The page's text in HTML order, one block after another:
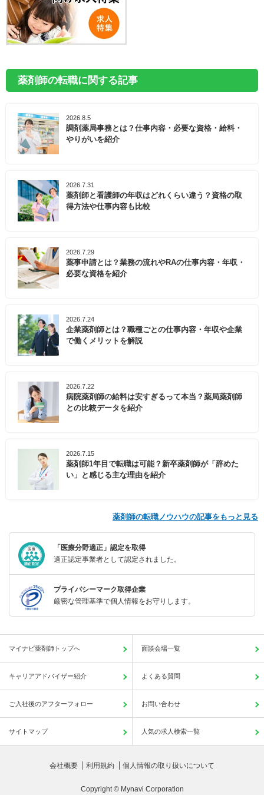
薬剤師の転職に関する記事
2026.8.5
調剤薬局事務とは？仕事内容・必要な資格・給料・
やりがいを紹介
2026.7.31
薬剤師と看護師の年収はどれくらい違う？資格の取
得方法や仕事内容も比較
2026.7.29
薬事申請とは？業務の流れやRAの仕事内容・年収・
必要な資格を紹介
2026.7.24
企業薬剤師とは？職種ごとの仕事内容・年収や企業
で働くメリットを解説
2026.7.22
病院薬剤師の給料は安すぎるって本当？薬局薬剤師
との比較データを紹介
2026.7.15
薬剤師1年目で転職は可能？新卒薬剤師が「辞めた
い」と感じる主な理由を紹介
薬剤師の転職ノウハウの記事をもっと見る
「医療分野適正」認定を取得
適正認定事業者として認定されました。
プライバシーマーク取得企業
厳密な管理基準で個人情報をお守りします。
マイナビ薬剤師トップへ 面談会場一覧
キャリアアドバイザー紹介 よくある質問
ご入社後のアフターフォロー お問い合わせ
サイトマップ 人気の求人検索一覧
会社概要 利用規約 個人情報の取り扱いについて
Copyright © Mynavi Corporation